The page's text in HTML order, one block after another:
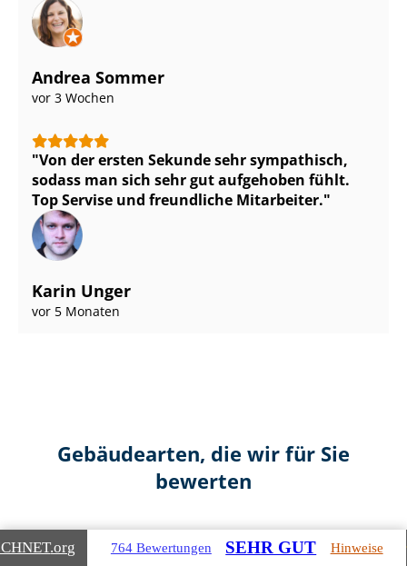
Andrea Sommer
vor 3 Wochen
Von der ersten Sekunde sehr sympathisch,
sodass man sich sehr gut aufgehoben fühlt.
Top Servise und freundliche Mitarbeiter.
Karin Unger
vor 5 Monaten
Gebäudearten, die wir für Sie
bewerten
.org 764 Bewertungen SEHR GUT Hinweise